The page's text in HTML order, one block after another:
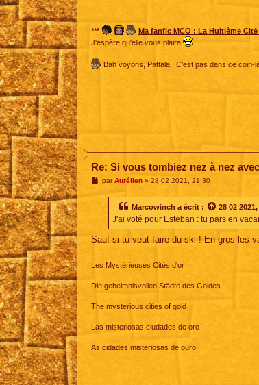
*** Ma fanfic MCO : La Huitième Cité
J'espère qu'elle vous plaira
Bah voyons, Pattala ! C'est pas dans ce coin-
Re: Si vous tombiez nez à nez
MparAurélien» 28 02 2021, 21:30
Marcowinch a écrit : 28 02
J'ai voté pour Esteban : tu pars en
Sauf si tu veut faire du ski ! En gros les
Les Mystérieuses Cités d'or
Die geheimnisvollen Städte des Goldes
The mysterious cities of gold
Las misteriosas ciudades de oro
As cidades misteriosas de ouro